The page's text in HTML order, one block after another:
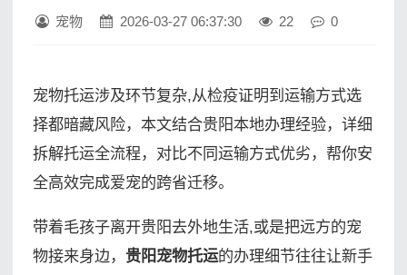
宠物 2026-03-27 06:37:30 22 0
宠物托运涉及环节复杂,从检疫证明到运输方式选
择都暗藏风险，本文结合贵阳本地办理经验，详细
拆解托运全流程，对比不同运输方式优劣，帮你安
全高效完成爱宠的跨省迁移。
带着毛孩子离开贵阳去外地生活,或是把远方的宠
物接来身边， 贵阳宠物托运的办理细节往往让新手